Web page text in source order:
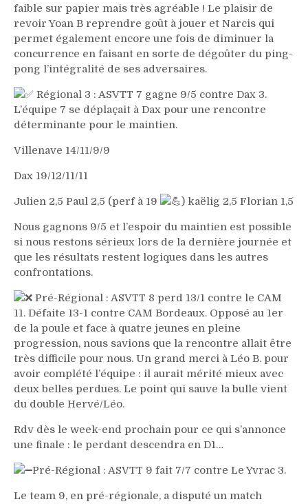
faible sur papier mais très agréable ! Le plaisir de
revoir Yoan B reprendre goût à jouer et Narcis qui
permet également encore une fois de diminuer la
concurrence en faisant en sorte de dégoûter du ping-
pong l’intégralité de ses adversaires.
Régional 3 : ASVTT 7 gagne 9/5 contre Dax 3.
L’équipe 7 se déplaçait à Dax pour une rencontre
déterminante pour le maintien.
Villenave 14/11/9/9
Dax 19/12/11/11
Julien 2,5 Paul 2,5 (perf à 19 ) kaëlig 2,5 Florian 1,5
Nous gagnons 9/5 et l’espoir du maintien est possible
si nous restons sérieux lors de la dernière journée et
que les résultats restent logiques dans les autres
confrontations.
Pré-Régional : ASVTT 8 perd 13/1 contre le CAM
11. Défaite 13-1 contre CAM Bordeaux. Opposé au 1er
de la poule et face à quatre jeunes en pleine
progression, nous savions que la rencontre allait être
très difficile pour nous. Un grand merci à Léo B. pour
avoir complété l’équipe : il aurait mérité mieux avec
deux belles perdues. Le point qui sauve la bulle vient
du double Hervé/Léo.
Rdv dès le week-end prochain pour ce qui s’annonce
une finale : le perdant descendra en D1…
Pré-Régional : ASVTT 9 fait 7/7 contre Le Yvrac 3.
Le team 9, en pré-régionale, a disputé un match